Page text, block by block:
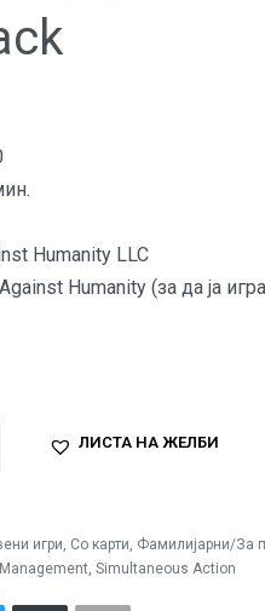
Humanity LLC
Humanity (за да ја
ЛИСТА НА ЖЕЛБИ
игри, Со карти, Фамилијарни/За
, Simultaneous Action